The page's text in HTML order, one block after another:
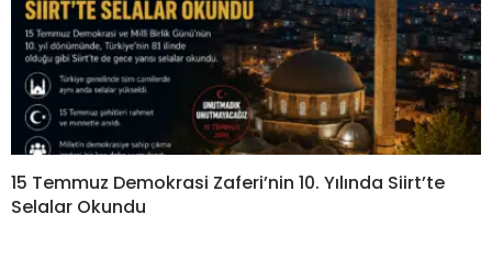
15 Temmuz Demokrasi Zaferi’nin 10. Yılında Siirt’te
Selalar Okundu